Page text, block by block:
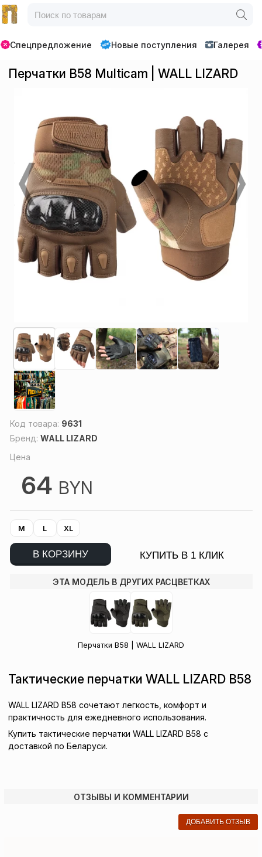
Спецпредложение Новые поступления Галерея
Перчатки B58 Multicam | WALL LIZARD
Код товара: 9631
Бренд: WALL LIZARD
Цена
64 BYN
M L XL
В КОРЗИНУ КУПИТЬ В 1 КЛИК
ЭТА МОДЕЛЬ В ДРУГИХ РАСЦВЕТКАХ
Перчатки B58 | WALL LIZARD
Тактические перчатки WALL LIZARD B58
WALL LIZARD B58 сочетают легкость, комфорт и
практичность для ежедневного использования.
Купить тактические перчатки WALL LIZARD B58 с
доставкой по Беларуси.
ОТЗЫВЫ И КОММЕНТАРИИ
ДОБАВИТЬ ОТЗЫВ